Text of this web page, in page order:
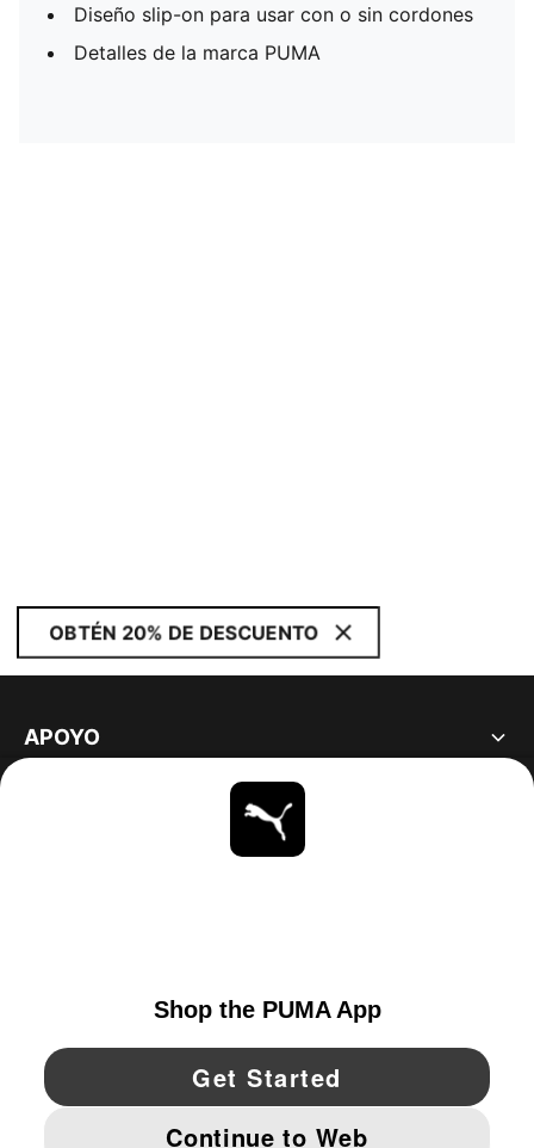
Diseño slip-on para usar con o sin cordones
Detalles de la marca PUMA
OBTÉN 20% DE DESCUENTO
APOYO
YouTube Twitter Pinterest
IMPRINT AND LEGAL DATA